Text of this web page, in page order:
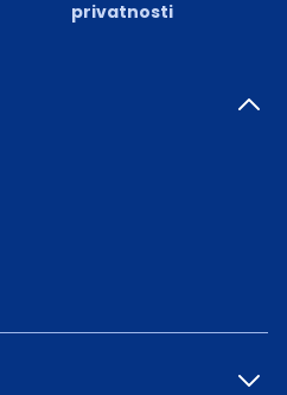
privatnosti